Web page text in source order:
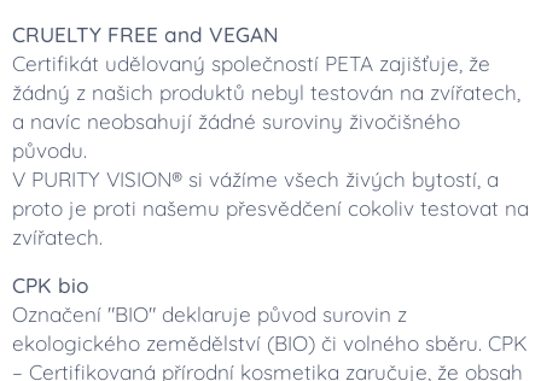
CRUELTY FREE and VEGAN
Certifikát udělovaný společností PETA zajišťuje, že
žádný z našich produktů nebyl testován na zvířatech,
a navíc neobsahují žádné suroviny živočišného
původu.
V PURITY VISION® si vážíme všech živých bytostí, a
proto je proti našemu přesvědčení cokoliv testovat na
zvířatech.
CPK bio
Označení "BIO" deklaruje původ surovin z
ekologického zemědělství (BIO) či volného sběru. CPK
– Certifikovaná přírodní kosmetika zaručuje, že obsah